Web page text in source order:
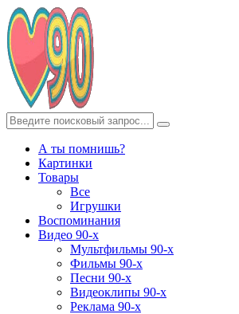
А ты помнишь?
Картинки
Товары
Все
Игрушки
Воспоминания
Видео 90-х
Мультфильмы 90-х
Фильмы 90-х
Песни 90-х
Видеоклипы 90-х
Реклама 90-х